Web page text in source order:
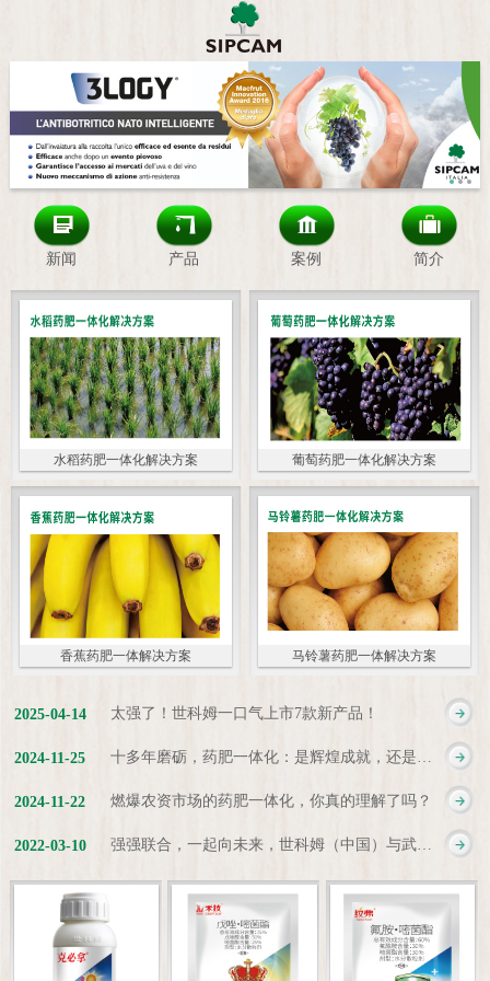
新闻 产品 案例 简介
水稻药肥一体化解决方案 葡萄药肥一体化解决方案
香蕉药肥一体解决方案 马铃薯药肥一体解决方案
太强了！世科姆一口气上市7款新产品！
2025-04-14
十多年磨砺，药肥一体化：是辉煌成就，还是新起点？
2024-11-25
燃爆农资市场的药肥一体化，你真的理解了吗？
2024-11-22
强强联合，一起向未来，世科姆（中国）与武汉科诺达成战略合作协议
2022-03-10